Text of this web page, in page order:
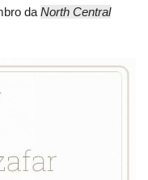
da North Central